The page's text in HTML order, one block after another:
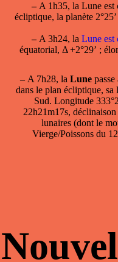
–A 1h35, la Lune est
écliptique, la planète
–A 3h24, la Lune est
équatorial, Δ +2°29’ ;
–A 7h28, la Lune passe
dans le plan écliptique, sa
Sud. Longitude
22h21m17s,
lunaires (dont le
Vierge/Poissons du